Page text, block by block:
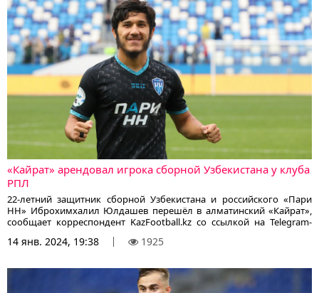
«Кайрат» арендовал игрока сборной Узбекистана у клуба
РПЛ
22-летний защитник сборной Узбекистана и российского «Пари
НН» Иброхимхалил Юлдашев перешёл в алматинский «Кайрат»,
сообщает корреспондент KazFootball.kz со ссылкой на Telegram-
14 янв. 2024, 19:38 1925